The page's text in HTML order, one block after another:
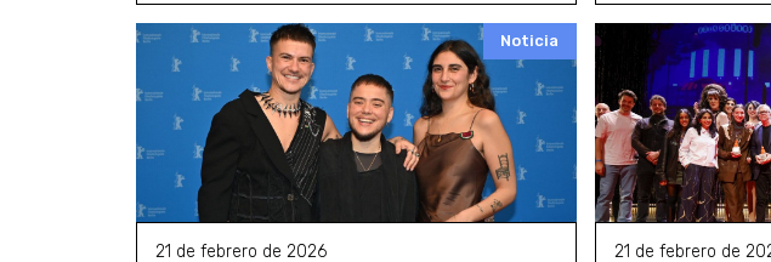
Noticia
21 de febrero de 2026 21 de febrero de